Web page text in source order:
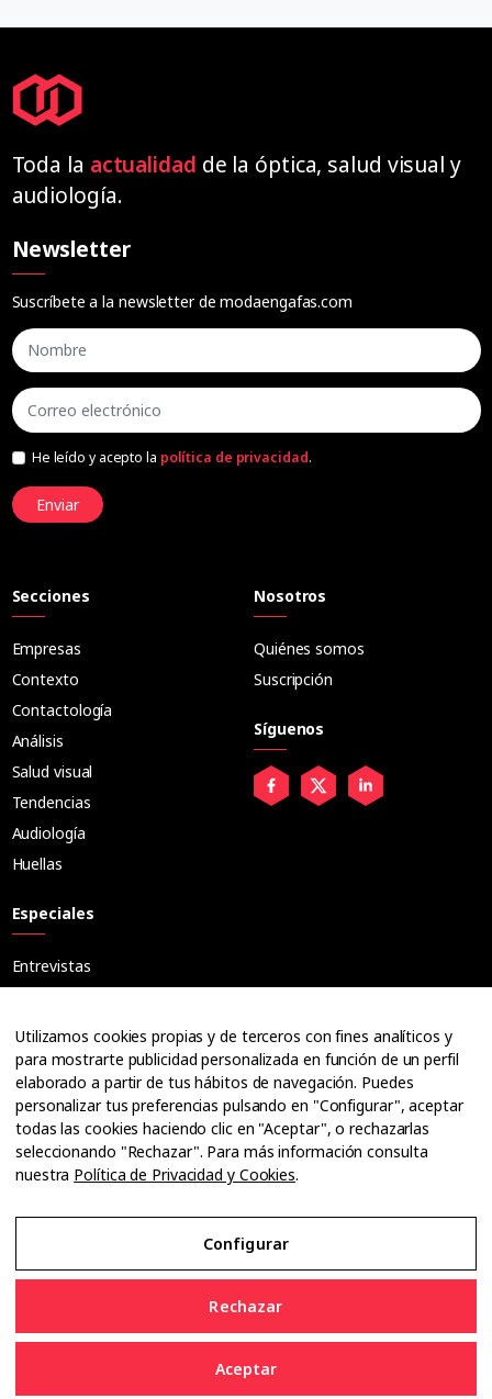
Toda la actualidad de la óptica, salud visual y
audiología.
Newsletter
Suscríbete a la newsletter de modaengafas.com
He leído y acepto la política de privacidad.
Enviar
Secciones
Empresas
Contexto
Contactología
Análisis
Salud visual
Tendencias
Audiología
Huellas
Especiales
Entrevistas
Ópticos
Cuadernos
Guías
Dossier
Anuarios
Ofertas de empleo
Nosotros
Quiénes somos
Suscripción
Síguenos
Utilizamos cookies propias y de terceros con fines analíticos y
para mostrarte publicidad personalizada en función de un perfil
elaborado a partir de tus hábitos de navegación. Puedes
personalizar tus preferencias pulsando en "Configurar", aceptar
todas las cookies haciendo clic en "Aceptar", o rechazarlas
seleccionando "Rechazar". Para más información consulta
nuestra Política de Privacidad y Cookies.
Configurar
Rechazar
Aceptar
Aviso Legal
Política de Privacidad y Cookies
Configurar